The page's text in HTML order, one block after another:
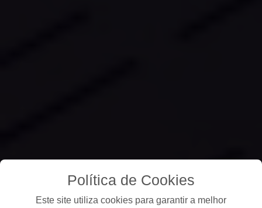
Política de Cookies
Este site utiliza cookies para garantir a melhor